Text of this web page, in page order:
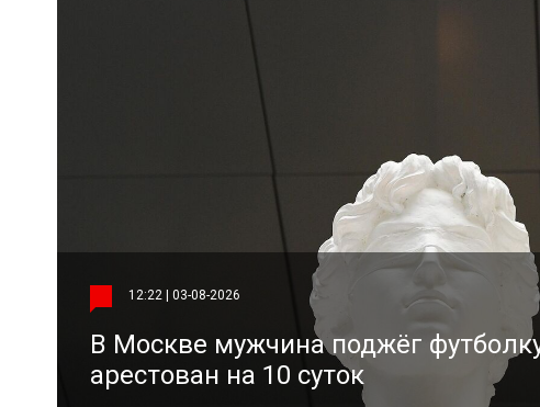
12:22 | 03-08-2026
В Москве мужчина поджёг
арестован на 10 суток